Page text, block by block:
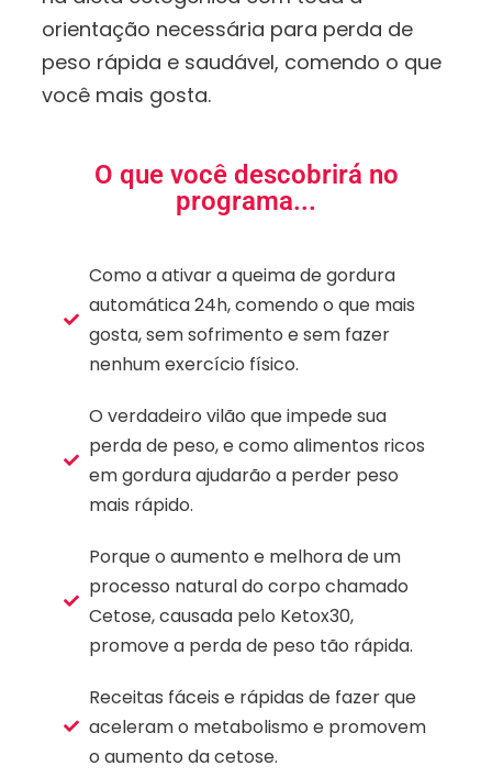
orientação necessária para perda de
peso rápida e saudável, comendo o que
você mais gosta.
O que você descobrirá no
programa...
Como a ativar a queima de gordura
automática 24h, comendo o que mais
gosta, sem sofrimento e sem fazer
nenhum exercício físico.
O verdadeiro vilão que impede sua
perda de peso, e como alimentos ricos
em gordura ajudarão a perder peso
mais rápido.
Porque o aumento e melhora de um
processo natural do corpo chamado
Cetose, causada pelo Ketox30,
promove a perda de peso tão rápida.
Receitas fáceis e rápidas de fazer que
aceleram o metabolismo e promovem
o aumento da cetose.